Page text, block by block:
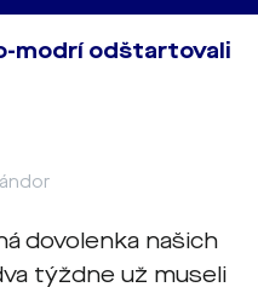
modrí odštartovali
dovolenka našich
týždne už museli